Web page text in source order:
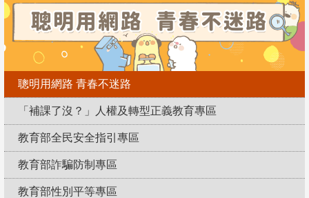
聰明用網路 青春不迷路
「補課了沒？」人權及轉型正義教育專區
教育部全民安全指引專區
教育部詐騙防制專區
教育部性別平等專區